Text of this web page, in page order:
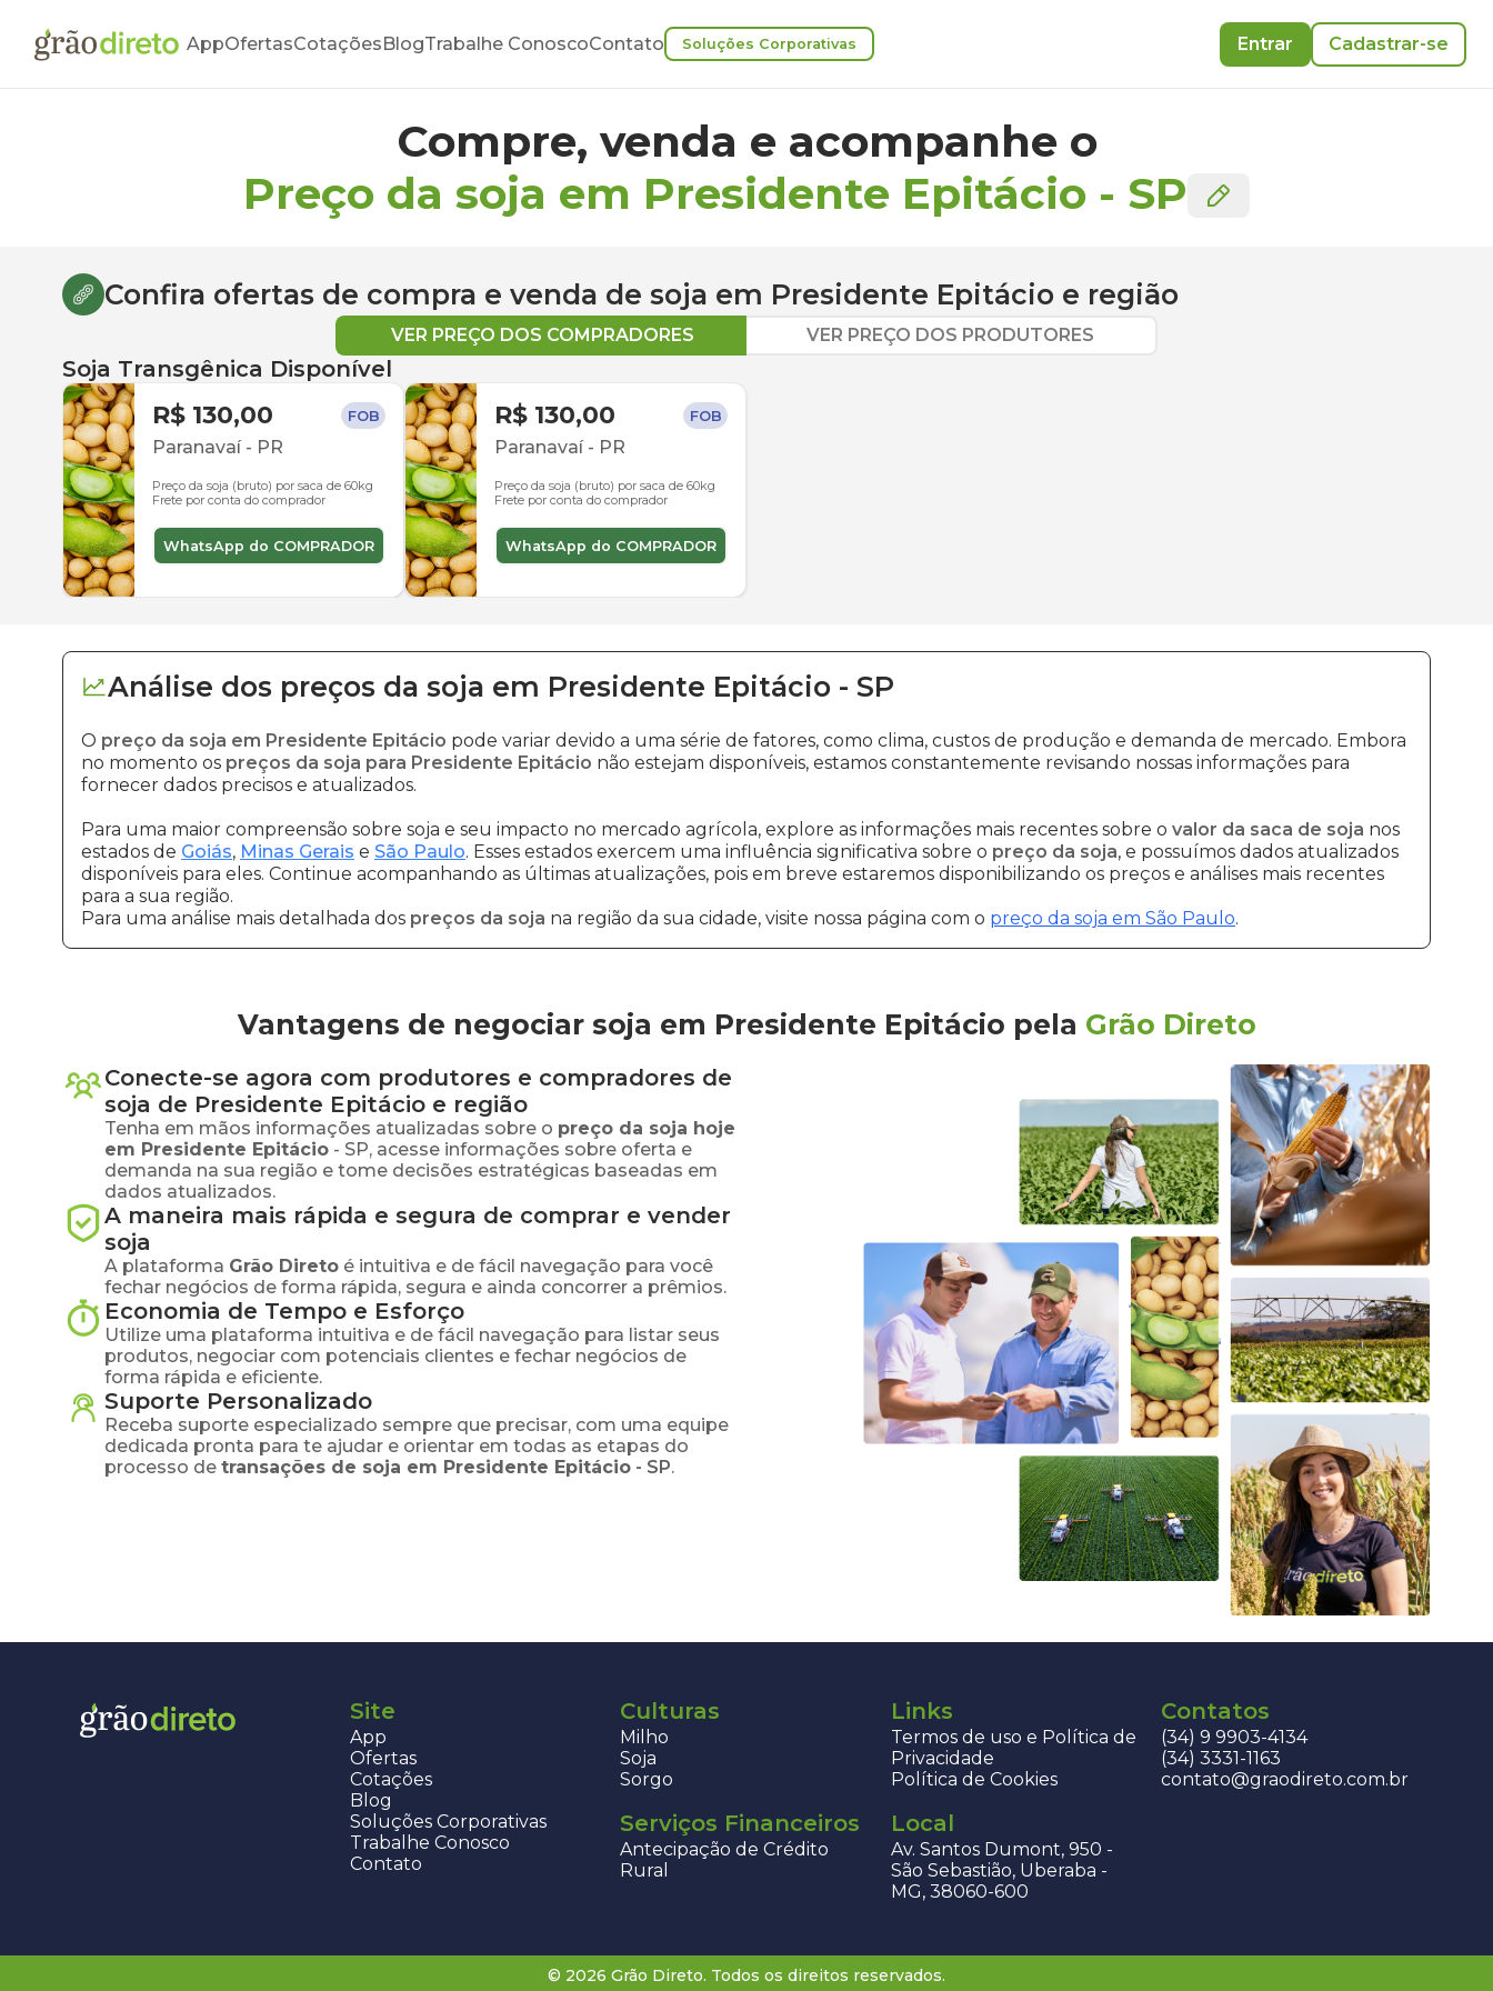
AppOfertasCotaçõesBlogTrabalhe ConoscoContato Soluções Corporativas Entrar Cadastrar-se
Compre, venda e acompanhe o
Preço da soja em Presidente Epitácio - SP
Confira ofertas de compra e venda de soja em Presidente Epitácio e região
VER PREÇO DOS COMPRADORES VER PREÇO DOS PRODUTORES
Soja Transgênica Disponível
R$ 130,00 FOB
Paranavaí- PR
Preço da soja (bruto) por saca de 60kg
Frete por conta do comprador
WhatsApp do COMPRADOR
R$ 130,00 FOB
Paranavaí- PR
Preço da soja (bruto) por saca de 60kg
Frete por conta do comprador
WhatsApp do COMPRADOR
Análise dos preços da soja em Presidente Epitácio - SP
O preço da soja em Presidente Epitácio pode variar devido a uma série de fatores, como clima, custos de produção e demanda de mercado. Embora
no momento os preços da soja para Presidente Epitácio não estejam disponíveis, estamos constantemente revisando nossas informações para
fornecer dados precisos e atualizados.
Para uma maior compreensão sobre soja e seu impacto no mercado agrícola, explore as informações mais recentes sobre o valor da saca de soja nos
estados de Goiás, Minas Gerais e São Paulo. Esses estados exercem uma influência significativa sobre o preço da soja, e possuímos dados atualizados
disponíveis para eles. Continue acompanhando as últimas atualizações, pois em breve estaremos disponibilizando os preços e análises mais recentes
para a sua região.
Para uma análise mais detalhada dos preços da soja na região da sua cidade, visite nossa página com o preço da soja em São Paulo.
Vantagens de negociar soja em Presidente Epitácio pela Grão Direto
Conecte-se agora com produtores e compradores de
soja de Presidente Epitácio e região
Tenha em mãos informações atualizadas sobre o preço da soja hoje
em Presidente Epitácio - SP, acesse informações sobre oferta e
demanda na sua região e tome decisões estratégicas baseadas em
dados atualizados.
A maneira mais rápida e segura de comprar e vender
soja
A plataforma Grão Direto é intuitiva e de fácil navegação para você
fechar negócios de forma rápida, segura e ainda concorrer a prêmios.
Economia de Tempo e Esforço
Utilize uma plataforma intuitiva e de fácil navegação para listar seus
produtos, negociar com potenciais clientes e fechar negócios de
forma rápida e eficiente.
Suporte Personalizado
Receba suporte especializado sempre que precisar, com uma equipe
dedicada pronta para te ajudar e orientar em todas as etapas do
processo de transações de soja em Presidente Epitácio - SP.
Site
App
Ofertas
Cotações
Blog
Soluções Corporativas
Trabalhe Conosco
Contato
Culturas
Milho
Soja
Sorgo
Links
Termos de uso e Política de
Privacidade
Política de Cookies
Contatos
(34) 9 9903-4134
(34) 3331-1163
contato@graodireto.com.br
Serviços Financeiros
Antecipação de Crédito
Rural
Local
Av. Santos Dumont, 950 -
São Sebastião, Uberaba -
MG, 38060-600
© 2026 Grão Direto. Todos os direitos reservados.